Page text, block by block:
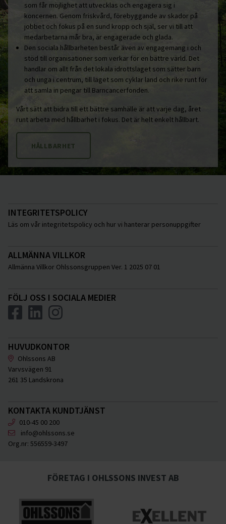
som får möjlighet att utvecklas och engagera sig i
koncernen. Genom friskvård, förebyggande av skador på
jobbet och fokus på en sund kropp och själ, ser vi till att
medarbetarna mår bra, är engagerade och glada.
Den sociala hållbarheten består även av engagemang i och
stöd till organisationer som verkar för en bättre värld. Det
handlar om allt från det lokala idrottslaget som sätter barn
och unga i centrum, till laget som cyklar land och rike runt för
att samla in pengar till Barncancerfonden.
Vårt sätt att bidra till ett bättre samhälle är att varje dag, året
runt arbeta med hållbarhet i fokus. Det är helt enkelt hållbart.
HÅLLBARHET
INTEGRITETSPOLICY
Läs om vår integritetspolicy och hur vi hanterar personuppgifter
ALLMÄNNA VILLKOR
Allmänna Villkor Ohlssonsgruppen Ver. 1 2025 07 01
FÖLJ OSS I SOCIALA MEDIER
HUVUDKONTOR
Ohlssons AB
Varvsvägen 91
261 35 Landskrona
KONTAKTA KUNDTJÄNST
010-45 00 200
info@ohlssons.se
Org.nr: 556559-3497
FÖRETAG I OHLSSONS INVEST AB